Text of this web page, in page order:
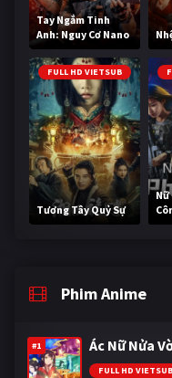
Tay Ngắm Tinh
Anh: Nguy Cơ Nano
FULL HD VIETSUB
Tương Tây Quỷ Sự
Nữ
Phim Anime
#1 Ác Nữ Nửa
FULL HD VIETSUB